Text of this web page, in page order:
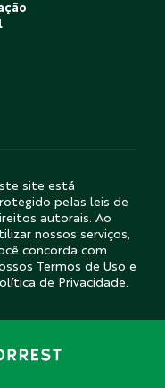
site está
pelas leis de
autorais. Ao
nossos serviços,
concorda com
Termos de Uso e
de Privacidade.